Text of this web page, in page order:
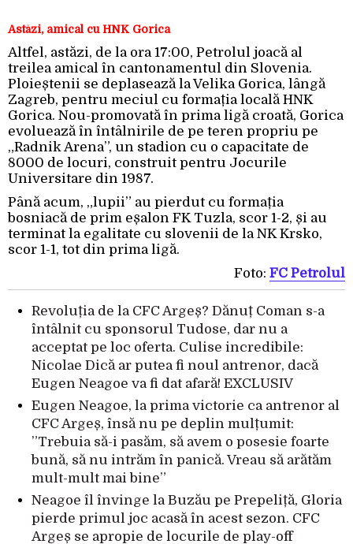
Astăzi, amical cu HNK Gorica
Altfel, astăzi, de la ora 17:00, Petrolul joacă al
treilea amical în cantonamentul din Slovenia.
Ploieștenii se deplasează la Velika Gorica, lângă
Zagreb, pentru meciul cu formația locală HNK
Gorica. Nou-promovată în prima ligă croată, Gorica
evoluează în întâlnirile de pe teren propriu pe
„Radnik Arena”, un stadion cu o capacitate de
8000 de locuri, construit pentru Jocurile
Universitare din 1987.
Până acum, „lupii” au pierdut cu formația
bosniacă de prim eșalon FK Tuzla, scor 1-2, și au
terminat la egalitate cu slovenii de la NK Krsko,
scor 1-1, tot din prima ligă.
Foto: FC Petrolul
Revoluția de la CFC Argeș? Dănuț Coman s-a
întâlnit cu sponsorul Tudose, dar nu a
acceptat pe loc oferta. Culise incredibile:
Nicolae Dică ar putea fi noul antrenor, dacă
Eugen Neagoe va fi dat afară! EXCLUSIV
Eugen Neagoe, la prima victorie ca antrenor al
CFC Argeș, însă nu pe deplin mulțumit:
”Trebuia să-i pasăm, să avem o posesie foarte
bună, să nu intrăm în panică. Vreau să arătăm
mult-mult mai bine”
Neagoe îl învinge la Buzău pe Prepeliță, Gloria
pierde primul joc acasă în acest sezon. CFC
Argeș se apropie de locurile de play-off